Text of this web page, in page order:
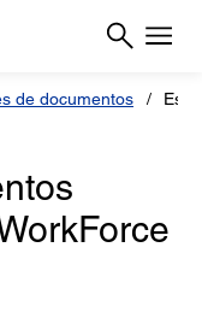
de documentos